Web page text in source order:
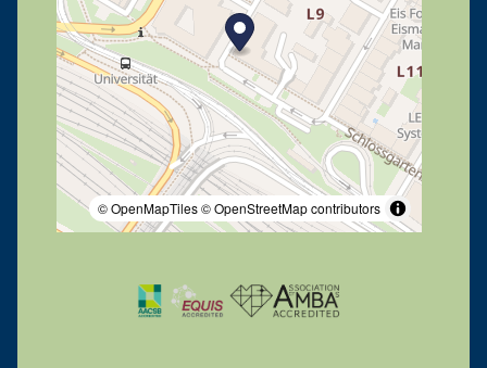
© OpenMapTiles© OpenStreetMap contributors